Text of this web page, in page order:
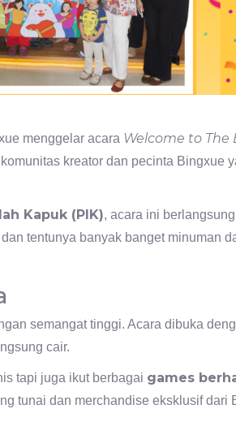
menggelar acara Welcome to The
komunitas kreator dan pecinta Bingxue
Kapuk (PIK), acara ini
tentunya banyak banget minuman
semangat tinggi. Acara dibuka
cair.
tapi juga ikut berbagai games
tunai dan merchandise eksklusif dari